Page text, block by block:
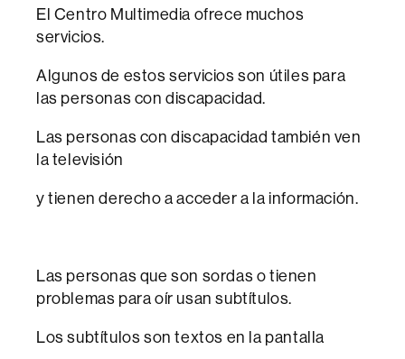
El Centro Multimedia ofrece muchos
servicios.
Algunos de estos servicios son útiles para
las personas con discapacidad.
Las personas con discapacidad también ven
la televisión
y tienen derecho a acceder a la información.
Las personas que son sordas o tienen
problemas para oír usan subtítulos.
Los subtítulos son textos en la pantalla